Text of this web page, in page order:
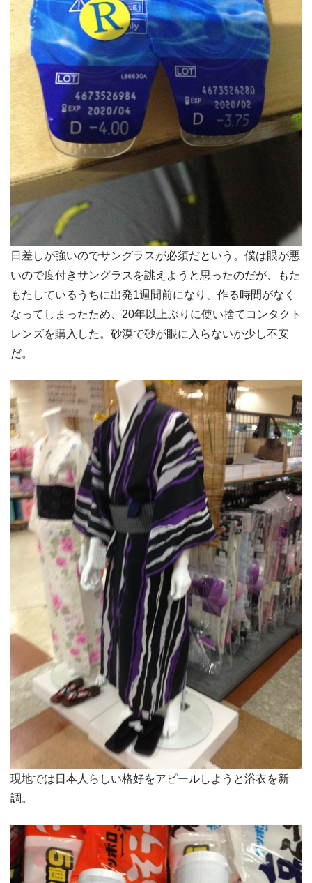
日差しが強いのでサングラスが必須だという。僕は眼が悪
いので度付きサングラスを誂えようと思ったのだが、もた
もたしているうちに出発1週間前になり、作る時間がなく
なってしまったため、20年以上ぶりに使い捨てコンタクト
レンズを購入した。砂漠で砂が眼に入らないか少し不安
だ。
現地では日本人らしい格好をアピールしようと浴衣を新
調。